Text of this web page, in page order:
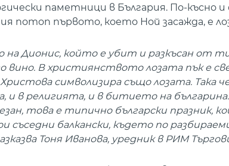
паметници в България. По-късно
потоп първото, което Ной засажда, е
на Дионис, който е убит и разкъсан от
вино. В християнството лозата пък е
символизира също лозата. Така
и в религията, и в битието на
това е типично български празник,
съседни балкански, където по
Тоня Иванова, уредник в РИМ